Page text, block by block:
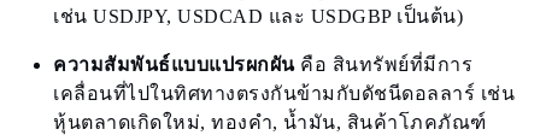
เช่น USDJPY, USDCAD และ USDGBP เป็นต้น)
ความสัมพันธ์แบบแปรผกผันคือ สินทรัพย์ที่มีการ
เคลื่อนที่ไปในทิศทางตรงกันข้ามกับดัชนีดอลลาร์ เช่น
หุ้นตลาดเกิดใหม่, ทองคำ, น้ำมัน, สินค้าโภคภัณฑ์